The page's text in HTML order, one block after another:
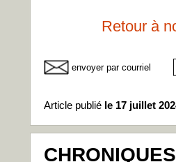
Retour à
envoyer par courriel
Article publié le 17 juillet
CHRONIQUES